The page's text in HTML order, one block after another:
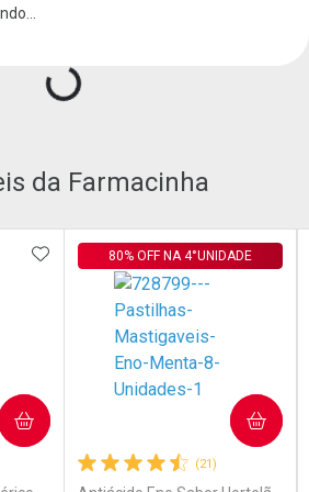
Carregando produtos do seller...
da Farmacinha
ADICIONAR AOS FAVORITOS
(21)
80% OFF NA 4°UNIDADE
COMPRAR